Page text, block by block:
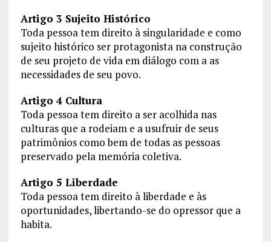
Artigo 3 Sujeito Histórico
Toda pessoa tem direito à singularidade e como
sujeito histórico ser protagonista na construção
de seu projeto de vida em diálogo com a as
necessidades de seu povo.
Artigo 4 Cultura
Toda pessoa tem direito a ser acolhida nas
culturas que a rodeiam e a usufruir de seus
patrimônios como bem de todas as pessoas
preservado pela memória coletiva.
Artigo 5 Liberdade
Toda pessoa tem direito à liberdade e às
oportunidades, libertando-se do opressor que a
habita.